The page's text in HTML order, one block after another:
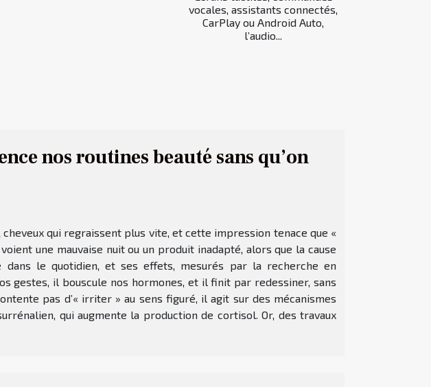
vocales, assistants connectés,
CarPlay ou Android Auto,
l’audio...
nos routines beauté sans qu’on
qui regraissent plus vite, et cette impression tenace que «
une mauvaise nuit ou un produit inadapté, alors que la cause
dans le quotidien, et ses effets, mesurés par la recherche en
gestes, il bouscule nos hormones, et il finit par redessiner, sans
pas d’« irriter » au sens figuré, il agit sur des mécanismes
qui augmente la production de cortisol. Or, des travaux